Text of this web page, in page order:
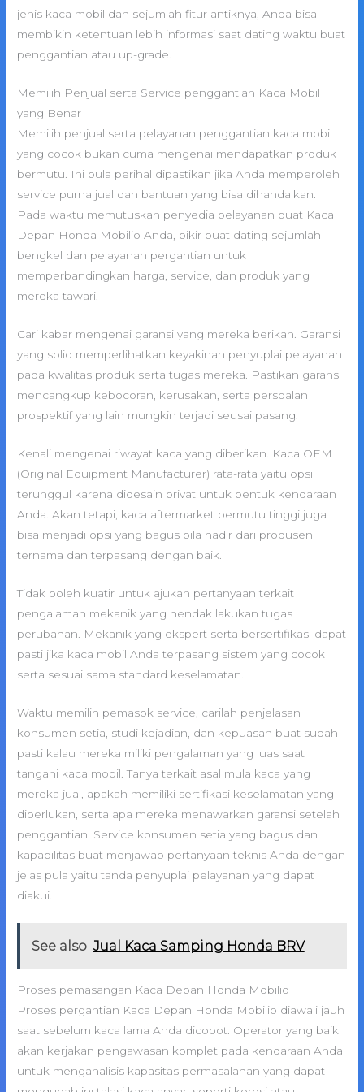
jenis kaca mobil dan sejumlah fitur antiknya, Anda bisa
membikin ketentuan lebih informasi saat dating waktu buat
penggantian atau up-grade.
Memilih Penjual serta Service penggantian Kaca Mobil
yang Benar
Memilih penjual serta pelayanan penggantian kaca mobil
yang cocok bukan cuma mengenai mendapatkan produk
bermutu. Ini pula perihal dipastikan jika Anda memperoleh
service purna jual dan bantuan yang bisa dihandalkan.
Pada waktu memutuskan penyedia pelayanan buat Kaca
Depan Honda Mobilio Anda, pikir buat dating sejumlah
bengkel dan pelayanan pergantian untuk
memperbandingkan harga, service, dan produk yang
mereka tawari.
Cari kabar mengenai garansi yang mereka berikan. Garansi
yang solid memperlihatkan keyakinan penyuplai pelayanan
pada kwalitas produk serta tugas mereka. Pastikan garansi
mencangkup kebocoran, kerusakan, serta persoalan
prospektif yang lain mungkin terjadi seusai pasang.
Kenali mengenai riwayat kaca yang diberikan. Kaca OEM
(Original Equipment Manufacturer) rata-rata yaitu opsi
terunggul karena didesain privat untuk bentuk kendaraan
Anda. Akan tetapi, kaca aftermarket bermutu tinggi juga
bisa menjadi opsi yang bagus bila hadir dari produsen
ternama dan terpasang dengan baik.
Tidak boleh kuatir untuk ajukan pertanyaan terkait
pengalaman mekanik yang hendak lakukan tugas
perubahan. Mekanik yang ekspert serta bersertifikasi dapat
pasti jika kaca mobil Anda terpasang sistem yang cocok
serta sesuai sama standard keselamatan.
Waktu memilih pemasok service, carilah penjelasan
konsumen setia, studi kejadian, dan kepuasan buat sudah
pasti kalau mereka miliki pengalaman yang luas saat
tangani kaca mobil. Tanya terkait asal mula kaca yang
mereka jual, apakah memiliki sertifikasi keselamatan yang
diperlukan, serta apa mereka menawarkan garansi setelah
penggantian. Service konsumen setia yang bagus dan
kapabilitas buat menjawab pertanyaan teknis Anda dengan
jelas pula yaitu tanda penyuplai pelayanan yang dapat
diakui.
See also Jual Kaca Samping Honda BRV
Proses pemasangan Kaca Depan Honda Mobilio
Proses pergantian Kaca Depan Honda Mobilio diawali jauh
saat sebelum kaca lama Anda dicopot. Operator yang baik
akan kerjakan pengawasan komplet pada kendaraan Anda
untuk menganalisis kapasitas permasalahan yang dapat